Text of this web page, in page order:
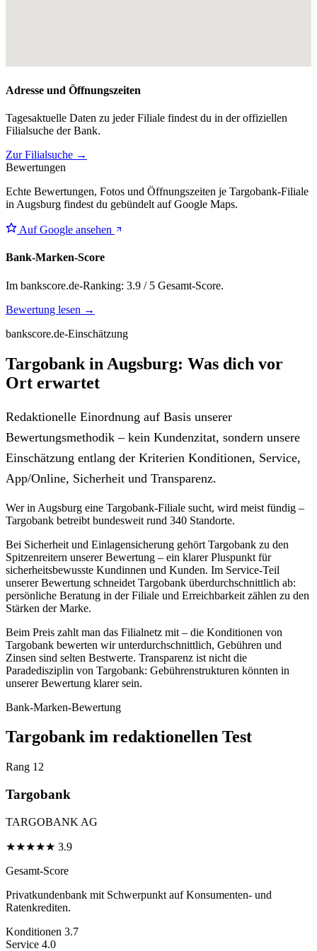
Adresse und Öffnungszeiten
Tagesaktuelle Daten zu jeder Filiale findest du in der offiziellen
Filialsuche der Bank.
Zur Filialsuche →
Bewertungen
Echte Bewertungen, Fotos und Öffnungszeiten je Targobank-Filiale
in Augsburg findest du gebündelt auf Google Maps.
Auf Google ansehen
Bank-Marken-Score
Im bankscore.de-Ranking: 3.9 / 5 Gesamt-Score.
Bewertung lesen →
bankscore.de-Einschätzung
Targobank in Augsburg: Was dich vor
Ort erwartet
Redaktionelle Einordnung auf Basis unserer
Bewertungsmethodik – kein Kundenzitat, sondern unsere
Einschätzung entlang der Kriterien Konditionen, Service,
App/Online, Sicherheit und Transparenz.
Wer in Augsburg eine Targobank-Filiale sucht, wird meist fündig –
Targobank betreibt bundesweit rund 340 Standorte.
Bei Sicherheit und Einlagensicherung gehört Targobank zu den
Spitzenreitern unserer Bewertung – ein klarer Pluspunkt für
sicherheitsbewusste Kundinnen und Kunden. Im Service-Teil
unserer Bewertung schneidet Targobank überdurchschnittlich ab:
persönliche Beratung in der Filiale und Erreichbarkeit zählen zu den
Stärken der Marke.
Beim Preis zahlt man das Filialnetz mit – die Konditionen von
Targobank bewerten wir unterdurchschnittlich, Gebühren und
Zinsen sind selten Bestwerte. Transparenz ist nicht die
Paradedisziplin von Targobank: Gebührenstrukturen könnten in
unserer Bewertung klarer sein.
Bank-Marken-Bewertung
Targobank im redaktionellen Test
Rang 12
Targobank
TARGOBANK AG
★★★★★ 3.9
Gesamt-Score
Privatkundenbank mit Schwerpunkt auf Konsumenten- und
Ratenkrediten.
Konditionen 3.7
Service 4.0